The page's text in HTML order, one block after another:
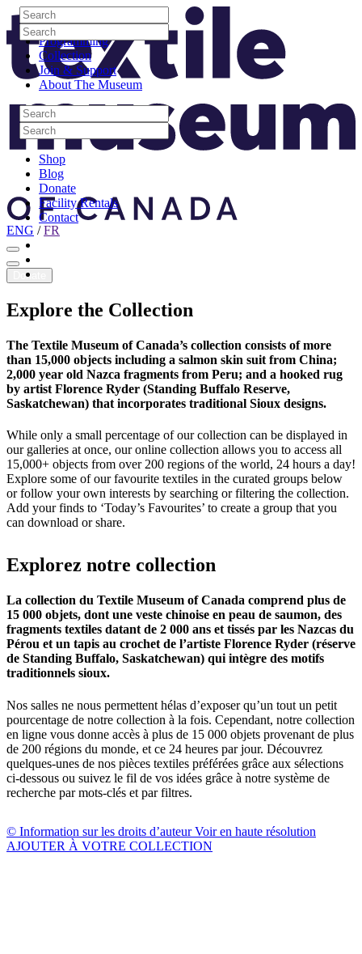
Skip to content
Visit
Programming
Collection
Join & Support
About The Museum
Search
Search
Search
Search
Shop
Blog
Donate
Facility Rentals
Contact
Youtube
Search
Search
Search
Search
Site Logo
ENG /FR
Donate
Explore the Collection
The Textile Museum of Canada’s collection consists of more
than 15,000 objects including a salmon skin suit from China;
2,000 year old Nazca fragments from Peru; and a hooked rug
by artist Florence Ryder (Standing Buffalo Reserve,
Saskatchewan) that incorporates traditional Sioux designs.
While only a small percentage of our collection can be displayed in
our galleries at once, our online collection allows you to access all
15,000+ objects from over 200 regions of the world, 24 hours a day!
Explore some of our favourite textiles in the curated groups below
or follow your own interests by searching or filtering the collection.
Add your finds to ‘Today’s Favourites’ to create a group that you
can download or share.
Explorez notre collection
La collection du Textile Museum of Canada comprend plus de
15 000 objets, dont une veste chinoise en peau de saumon, des
fragments textiles datant de 2 000 ans et tissés par les Nazcas du
Pérou et un tapis au crochet de l’artiste Florence Ryder (réserve
de Standing Buffalo, Saskatchewan) qui intègre des motifs
traditionnels sioux.
Nos salles ne nous permettent hélas d’exposer qu’un tout un petit
pourcentage de notre collection à la fois. Cependant, notre collection
en ligne vous donne accès à plus de 15 000 objets provenant de plus
de 200 régions du monde, et ce 24 heures par jour. Découvrez
quelques-unes de nos pièces textiles préférées grâce aux sélections
ci-dessous ou suivez le fil de vos idées grâce à notre système de
recherche par mots-clés et par filtres.
© Information sur les droits d’auteurVoir en haute résolution
AJOUTER À VOTRE COLLECTION